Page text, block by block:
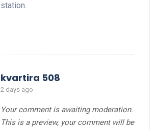
station.
Your comment is awaiting moderation.
This is a preview, your comment will be
kvartira 508
2 days ago